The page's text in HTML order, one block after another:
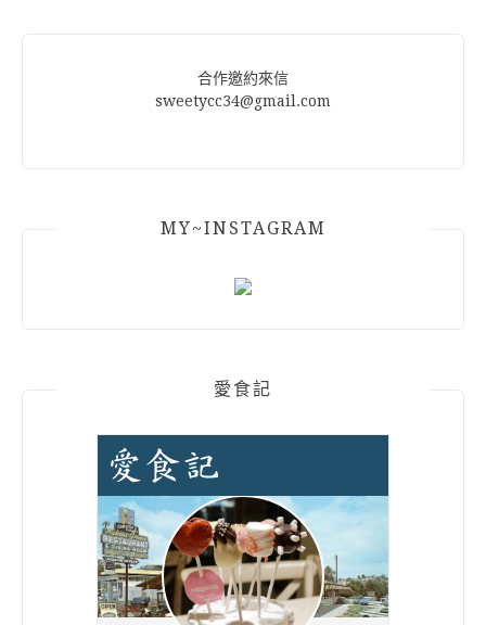
合作邀約來信
sweetycc34@gmail.com
MY~INSTAGRAM
愛食記